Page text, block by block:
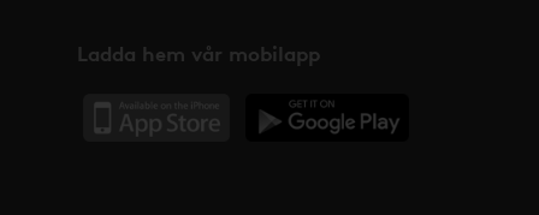
Ladda hem vår mobilapp